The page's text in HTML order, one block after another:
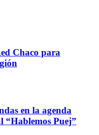
Chaco para
en la agenda
“Hablemos Puej”